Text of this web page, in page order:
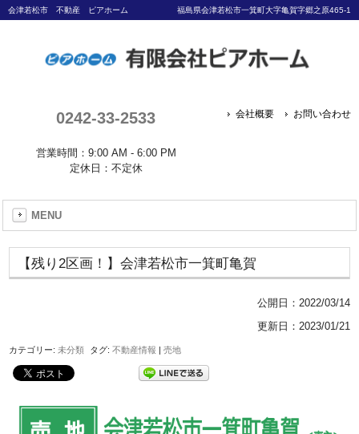
会津若松市 不動産 ピアホーム 福島県会津若松市一箕町大字亀賀字郷之原465-1
0242-33-2533
営業時間：9:00 AM - 6:00 PM
定休日：不定休
会社概要 お問い合わせ
MENU
【残り2区画！】会津若松市一箕町亀賀
公開日： 2022/03/14
更新日：2023/01/21
カテゴリー:未分類 タグ:不動産情報 |売地